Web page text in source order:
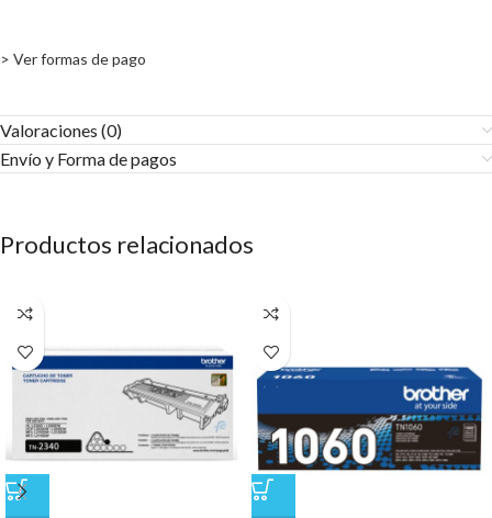
> Ver formas de pago
Valoraciones (0)
Envío y Forma de pagos​
Productos relacionados